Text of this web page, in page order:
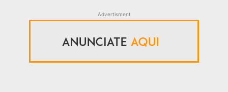
Advertisment